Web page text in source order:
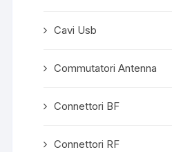
Cavi Usb
Commutatori Antenna
Connettori BF
Connettori RF